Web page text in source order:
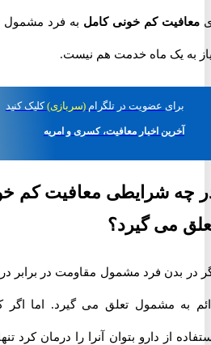
کم خونی کاملبه فرد مشمول
یک ماه خدمت هم نیست.
عضویت در تلگرام(سربازی) کلیک کنید
آخرین اخبار معافیت، کسری و امریه
شرایطی معافیت کم
می گیرد؟
بدن فرد مشمول مقاومت در برابر
به مشمول تعلق می گیرد. اما اگر کم
از دارو بتوان آنرا را درمان کرد تنها